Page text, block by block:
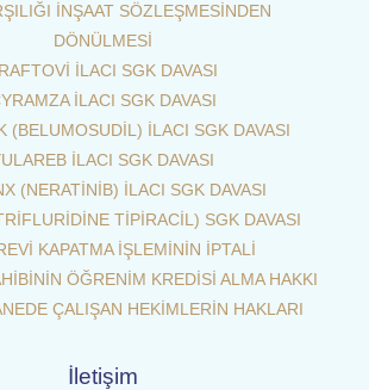
İNŞAAT SÖZLEŞMESİNDEN
DÖNÜLMESİ
İLACI SGK DAVASI
İLACI SGK DAVASI
(BELUMOSUDİL) İLACI SGK DAVASI
İLACI SGK DAVASI
(NERATİNİB) İLACI SGK DAVASI
TİPİRACİL) SGK DAVASI
KAPATMA İŞLEMİNİN İPTALİ
ÖĞRENİM KREDİSİ ALMA HAKKI
ÇALIŞAN HEKİMLERİN HAKLARI
İletişim